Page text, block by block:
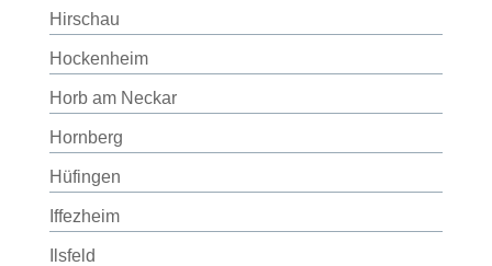
Hirschau
Hockenheim
Horb am Neckar
Hornberg
Hüfingen
Iffezheim
Ilsfeld